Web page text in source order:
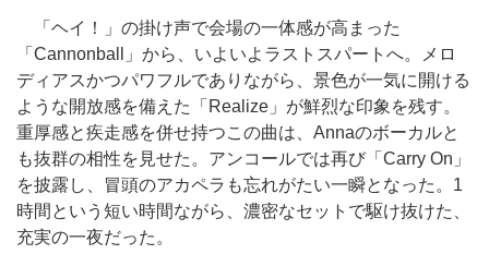
「ヘイ！」の掛け声で会場の一体感が高まった
「Cannonball」から、いよいよラストスパートへ。メロ
ディアスかつパワフルでありながら、景色が一気に開ける
ような開放感を備えた「Realize」が鮮烈な印象を残す。
重厚感と疾走感を併せ持つこの曲は、Annaのボーカルと
も抜群の相性を見せた。アンコールでは再び「Carry On」
を披露し、冒頭のアカペラも忘れがたい一瞬となった。1
時間という短い時間ながら、濃密なセットで駆け抜けた、
充実の一夜だった。